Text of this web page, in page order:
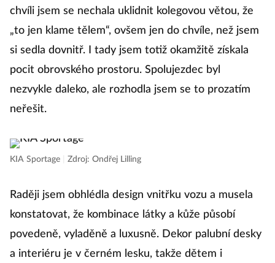
chvíli jsem se nechala uklidnit kolegovou větou, že
„to jen klame tělem“, ovšem jen do chvíle, než jsem
si sedla dovnitř. I tady jsem totiž okamžitě získala
pocit obrovského prostoru. Spolujezdec byl
nezvykle daleko, ale rozhodla jsem se to prozatím
neřešit.
KIA Sportage Zdroj: Ondřej Lilling
Raději jsem obhlédla design vnitřku vozu a musela
konstatovat, že kombinace látky a kůže působí
povedeně, vyladěně a luxusně. Dekor palubní desky
a interiéru je v černém lesku, takže dětem i